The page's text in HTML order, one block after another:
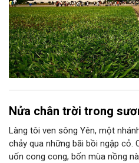
Nửa chân trời trong
Làng tôi ven sông Yên, một
chảy qua những bãi bồi ngập cỏ.
uốn cong cong, bốn mùa nồng